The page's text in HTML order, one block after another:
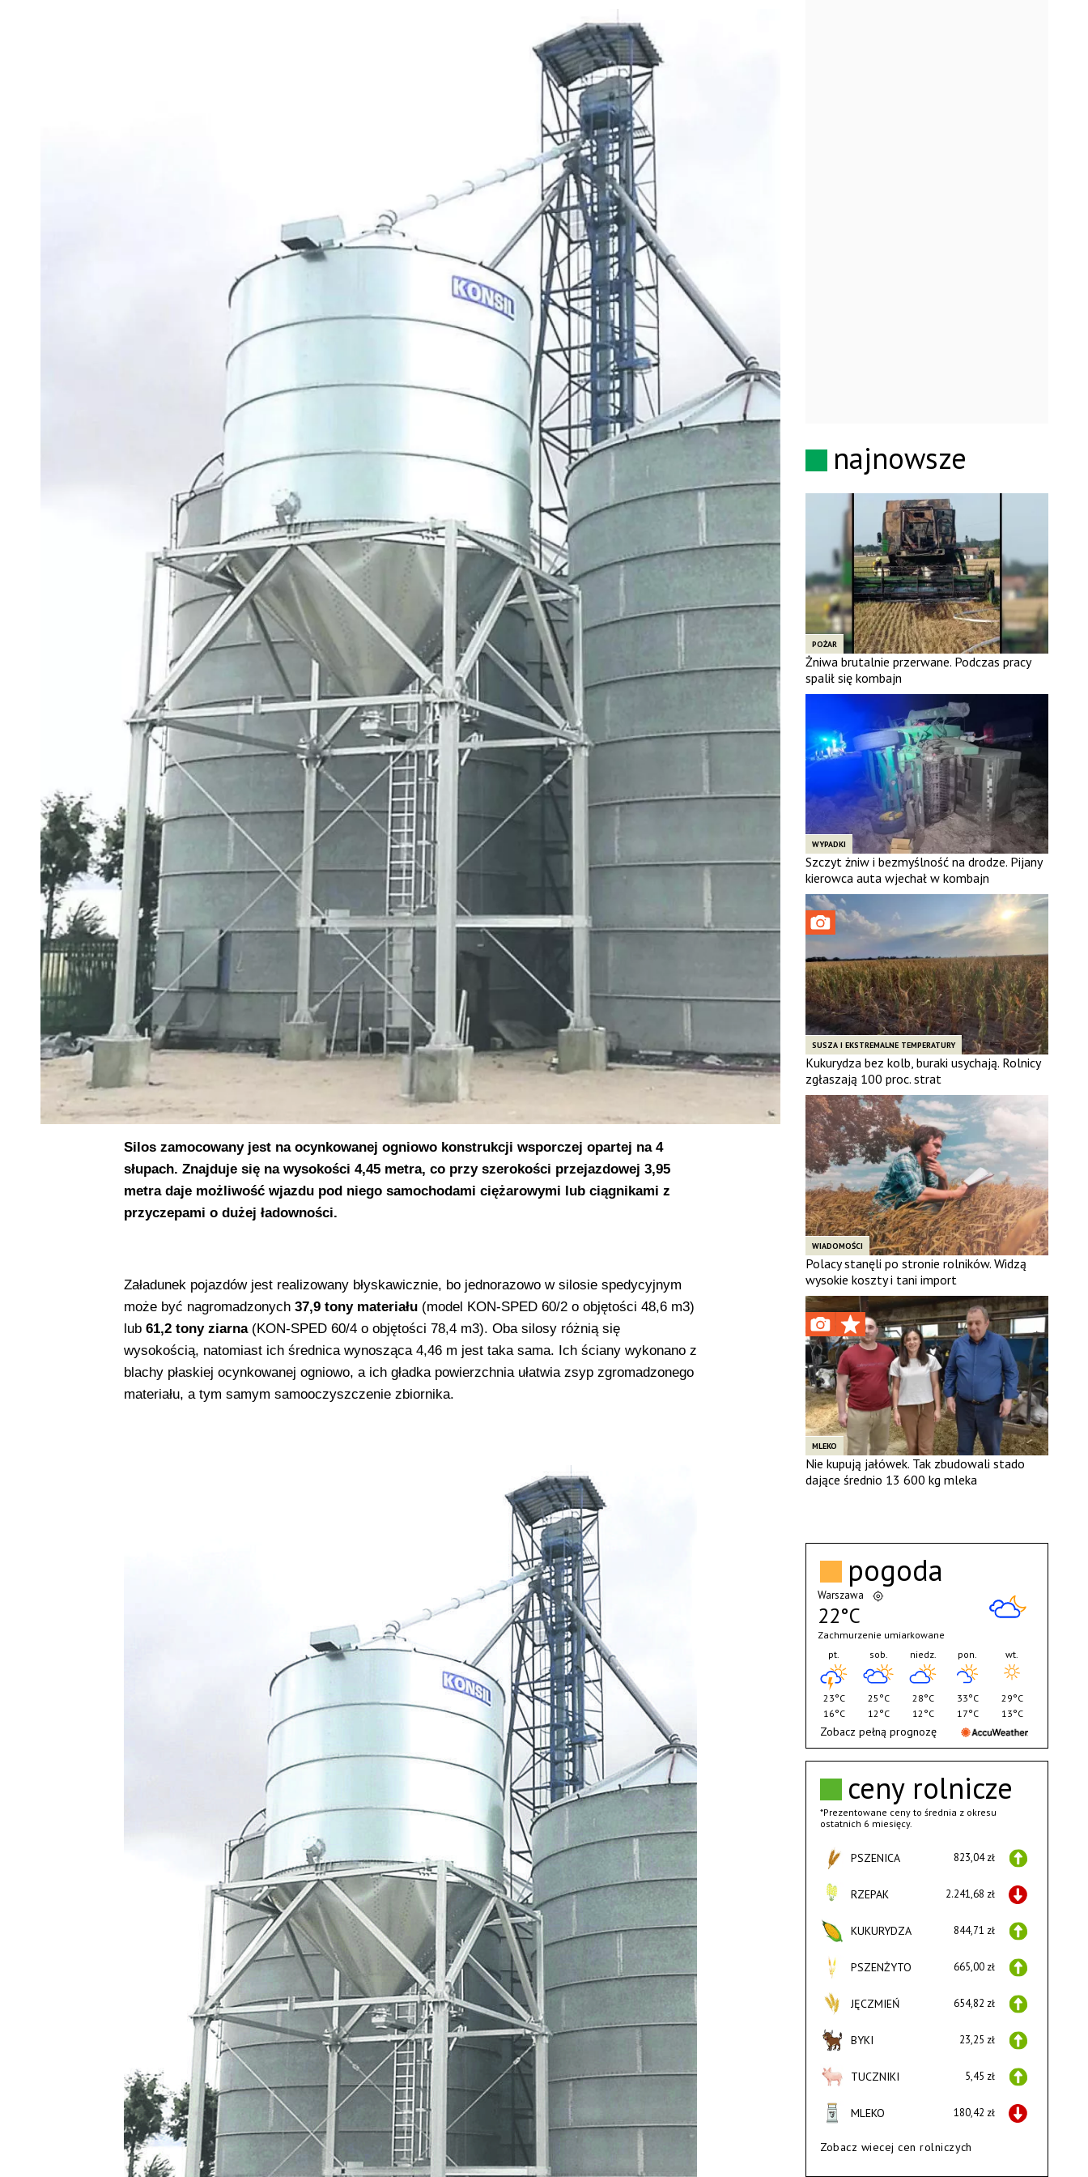
Silos zamocowany jest na ocynkowanej ogniowo konstrukcji wsporczej opartej na 4
słupach. Znajduje się na wysokości 4,45 metra, co przy szerokości przejazdowej 3,95
metra daje możliwość wjazdu pod niego samochodami ciężarowymi lub ciągnikami z
przyczepami o dużej ładowności.
Załadunek pojazdów jest realizowany błyskawicznie, bo jednorazowo w silosie spedycyjnym
może być nagromadzonych 37,9 tony materiału(model KON-SPED 60/2 o objętości 48,6 m3)
lub 61,2 tony ziarna(KON-SPED 60/4 o objętości 78,4 m3). Oba silosy różnią się
wysokością, natomiast ich średnica wynosząca 4,46 m jest taka sama. Ich ściany wykonano z
blachy płaskiej ocynkowanej ogniowo, a ich gładka powierzchnia ułatwia zsyp zgromadzonego
materiału, a tym samym samooczyszczenie zbiornika.
najnowsze
POŻAR
Żniwa brutalnie przerwane. Podczas pracy
spalił się kombajn
WYPADKI
Szczyt żniw i bezmyślność na drodze. Pijany
kierowca auta wjechał w kombajn
SUSZA I EKSTREMALNE TEMPERATURY
Kukurydza bez kolb, buraki usychają. Rolnicy
zgłaszają 100 proc. strat
WIADOMOŚCI
Polacy stanęli po stronie rolników. Widzą
wysokie koszty i tani import
MLEKO
Nie kupują jałówek. Tak zbudowali stado
dające średnio 13 600 kg mleka
ceny rolnicze
*Prezentowane ceny to średnia z okresu
ostatnich 6 miesięcy.
PSZENICA 823,04 zł
RZEPAK 2.241,68 zł
KUKURYDZA 844,71 zł
PSZENŻYTO 665,00 zł
JĘCZMIEŃ 654,82 zł
BYKI 23,25 zł
TUCZNIKI 5,45 zł
MLEKO 180,42 zł
Zobacz wiecej cen rolniczych
pogoda
Warszawa
22°C
Zachmurzenie umiarkowane
pt.
23°C
16°C
sob.
25°C
12°C
niedz.
28°C
12°C
pon.
33°C
17°C
wt.
29°C
13°C
Zobacz pełną prognozę